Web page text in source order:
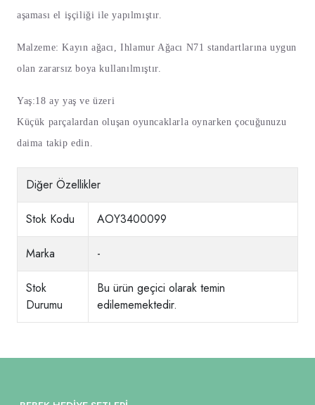
aşaması el işçiliği ile yapılmıştır.
Malzeme: Kayın ağacı, Ihlamur Ağacı N71 standartlarına uygun
olan zararsız boya kullanılmıştır.
Yaş:18 ay yaş ve üzeri
Küçük parçalardan oluşan oyuncaklarla oynarken çocuğunuzu
daima takip edin.
Diğer Özellikler
Stok Kodu AOY3400099
Marka -
Stok
Durumu
Bu ürün geçici olarak temin
edilememektedir.